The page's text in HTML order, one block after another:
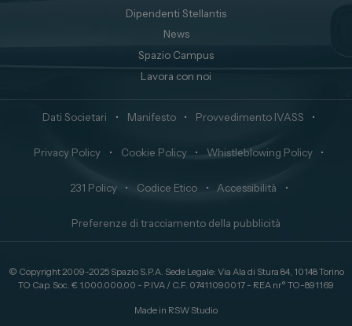
Dipendenti Stellantis
News
Spazio Campus
Lavora con noi
Dati Societari • Manifesto • Provvedimento IVASS •
Privacy Policy • Cookie Policy • Whistleblowing Policy •
231 Policy • Codice Etico • Accessibilità •
Preferenze di tracciamento della pubblicità
© Copyright 2009-2025 Spazio S.P.A. Sede Legale: Via Ala di Stura 84, 10148 Torino
TO Cap. Soc. € 1.000.000,00 - P.IVA / C.F. 07411090017 - REA nr° TO-891169
Made in RSW Studio